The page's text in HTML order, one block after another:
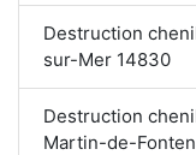
Destruction
sur-Mer 14830
Destruction
Martin-de-